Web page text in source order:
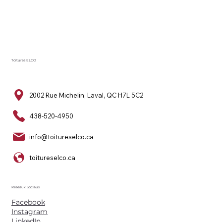
Toitures ELCO
2002 Rue Michelin, Laval, QC H7L 5C2
438-520-4950
info@toitureselco.ca
toitureselco.ca
Réseaux Sociaux
Facebook
Instagram